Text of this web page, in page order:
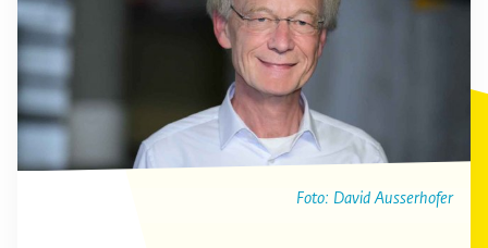
Foto: David Ausserhofer